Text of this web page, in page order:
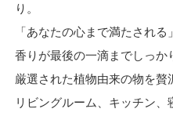
り。
「あなたの心まで満たされ
香りが最後の一滴までしっか
厳選された植物由来の物を贅
リビングルーム、キッチン